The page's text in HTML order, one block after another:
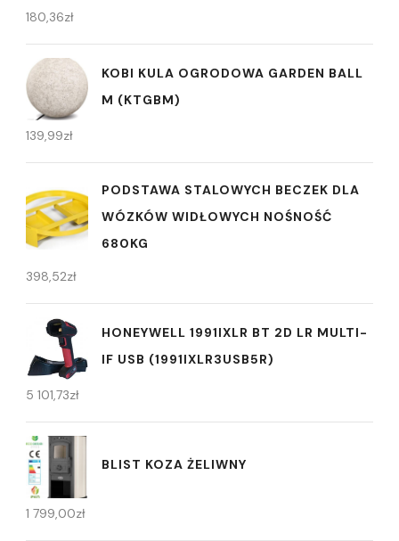
180,36zł
KOBI KULA OGRODOWA GARDEN BALL
M (KTGBM)
139,99zł
PODSTAWA STALOWYCH BECZEK DLA
WÓZKÓW WIDŁOWYCH NOŚNOŚĆ
680KG
398,52zł
HONEYWELL 1991IXLR BT 2D LR MULTI-
IF USB (1991IXLR3USB5R)
5 101,73zł
BLIST KOZA ŻELIWNY
1 799,00zł